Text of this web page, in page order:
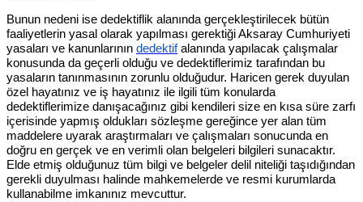
Bunun nedeni ise dedektiflik alanında gerçekleştirilecek bütün
faaliyetlerin yasal olarak yapılması gerektiği Aksaray Cumhuriyeti
yasaları ve kanunlarının dedektifalanında yapılacak çalışmalar
konusunda da geçerli olduğu ve dedektiflerimiz tarafından bu
yasaların tanınmasının zorunlu olduğudur. Haricen gerek duyulan
özel hayatınız ve iş hayatınız ile ilgili tüm konularda
dedektiflerimize danışacağınız gibi kendileri size en kısa süre zarfı
içerisinde yapmış oldukları sözleşme gereğince yer alan tüm
maddelere uyarak araştırmaları ve çalışmaları sonucunda en
doğru en gerçek ve en verimli olan belgeleri bilgileri sunacaktır.
Elde etmiş olduğunuz tüm bilgi ve belgeler delil niteliği taşıdığından
gerekli duyulması halinde mahkemelerde ve resmi kurumlarda
kullanabilme imkanınız mevcuttur.